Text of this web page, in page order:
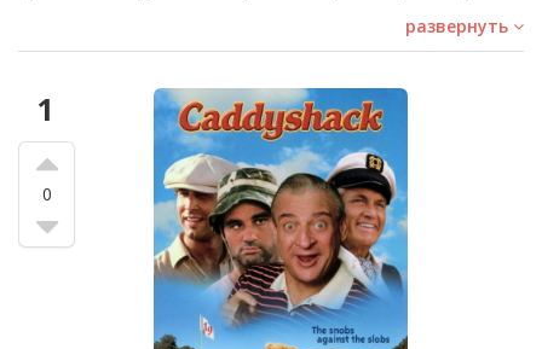
фильмов, в которых главные герои — неуклюжие
спортсмены, преображающиеся в настоящие звезды
В нашем списке фильмы для всех вкусов. Классика вроде
'Caddyshack' о шутках и приключениях в гольфе станет
источником незабываемых цитат, а 'Major League' покажет
веселые аспекты бейсбола и привлечет вас историей
команды аутсайдеров.
Каждый фильм представляет собой уникальное сочетание
смеха и спорта. 'Слэп Шота' запомнится экстремальными
хоккейными матчами, а 'Талладега Ночи: Баллада о Рикки
Бобби' с героями, безумно влюбленными в гонки NASCAR.
развернуть
1
0